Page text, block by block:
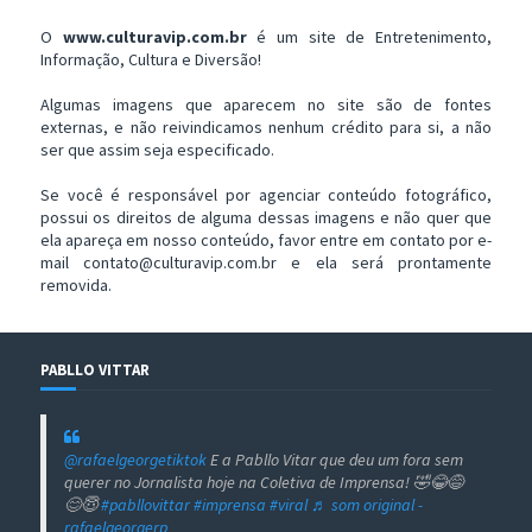
O www.culturavip.com.bré um site de Entretenimento,
Informação, Cultura e Diversão!
Algumas imagens que aparecem no site são de fontes
externas, e não reivindicamos nenhum crédito para si, a não
ser que assim seja especificado.
Se você é responsável por agenciar conteúdo fotográfico,
possui os direitos de alguma dessas imagens e não quer que
ela apareça em nosso conteúdo, favor entre em contato por e-
mail contato@culturavip.com.br e ela será prontamente
removida.
PABLLO VITTAR
@rafaelgeorgetiktokE a Pabllo Vitar que deu um fora sem
querer no Jornalista hoje na Coletiva de Imprensa! 🤣😂😅
😊😇#pabllovittar#imprensa #viral ♬ som original -
rafaelgeorgerp